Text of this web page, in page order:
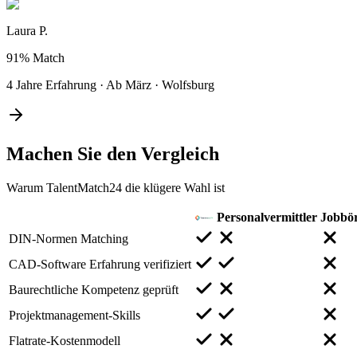
Laura P.
91% Match
4 Jahre Erfahrung · Ab März · Wolfsburg
Machen Sie den Vergleich
Warum TalentMatch24 die klügere Wahl ist
Personalvermittler
DIN-Normen Matching
CAD-Software Erfahrung verifiziert
Baurechtliche Kompetenz geprüft
Projektmanagement-Skills
Flatrate-Kostenmodell